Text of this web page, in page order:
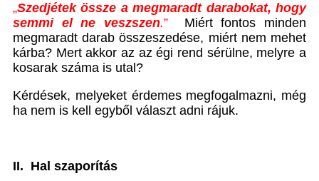
„Szedjétek össze a megmaradt darabokat, hogy
semmi el ne veszszen.”
Miért fontos minden
megmaradt darab összeszedése, miért nem mehet
kárba? Mert akkor az az égi rend sérülne, melyre a
kosarak száma is utal?
Kérdések, melyeket érdemes megfogalmazni, még
ha nem is kell egyből választ adni rájuk.
II. Hal szaporítás